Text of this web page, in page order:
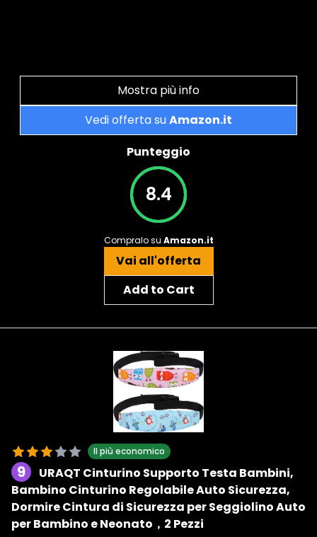
Mostra più info
Vedi offerta suAmazon.it
Punteggio
8.4
Compralo su Amazon.it
Vai all'offerta
Add to Cart
Il più economico
9
URAQT Cinturino Supporto Testa Bambini,
Bambino Cinturino Regolabile Auto Sicurezza,
Dormire Cintura di Sicurezza per Seggiolino Auto
per Bambino e Neonato，2 Pezzi